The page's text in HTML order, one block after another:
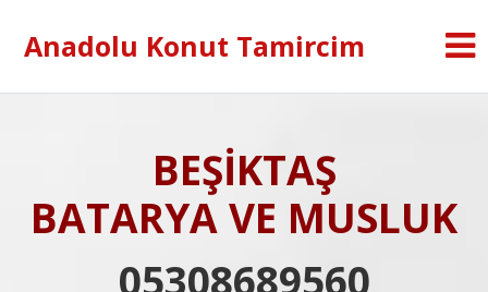
Anadolu Konut Tamircim
BEŞİKTAŞ
BATARYA VE MUSLUK
05308689560